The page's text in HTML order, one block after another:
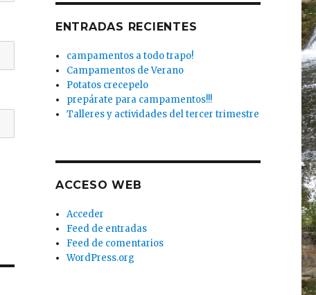
ENTRADAS RECIENTES
campamentos a todo trapo!
Campamentos de Verano
Potatos crecepelo
prepárate para campamentos!!!
Talleres y actividades del tercer trimestre
ACCESO WEB
Acceder
Feed de entradas
Feed de comentarios
WordPress.org